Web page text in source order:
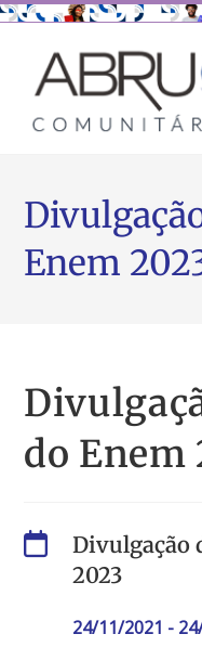
Enem
do Enem
Divulgação
2023
24/11/2021 -